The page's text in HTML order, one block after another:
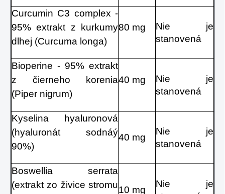
Curcumin C3 complex -
95% extrakt z kurkumy
dlhej (Curcuma longa)
80 mg
Nie je
stanovená
Bioperine - 95% extrakt
z čierneho korenia
(Piper nigrum)
40 mg
Nie je
stanovená
Kyselina hyaluronová
(hyaluronát sodnáý
90%)
40 mg
Nie je
stanovená
Boswellia serrata
(extrakt zo živice stromu10 mg
Nie je